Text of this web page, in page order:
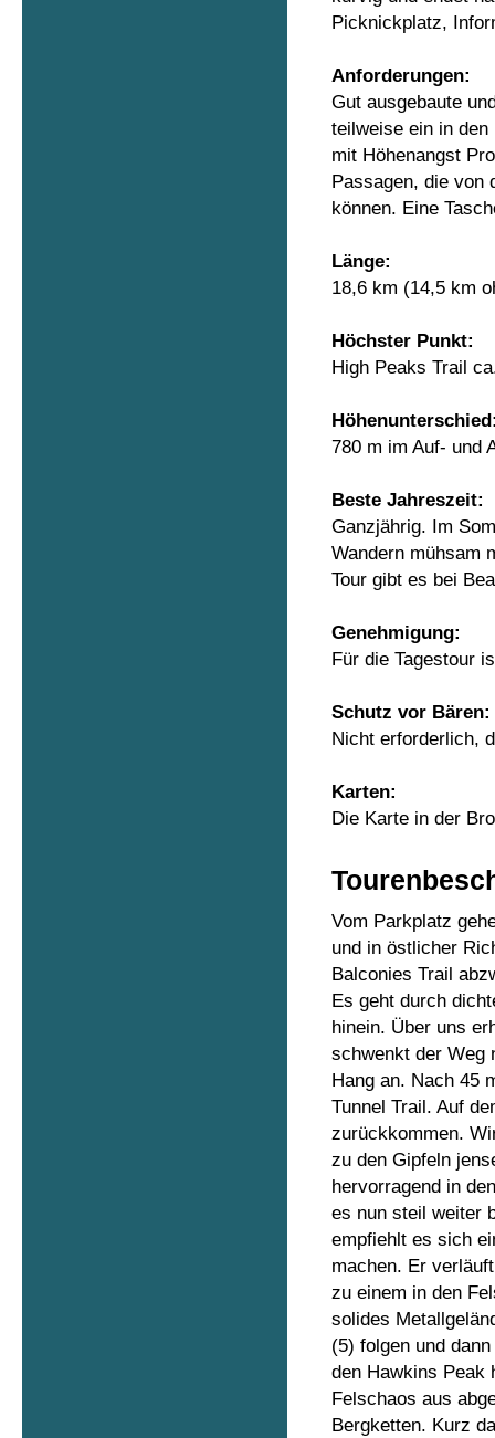
Picknickplatz,
Anforderungen:
Gut ausgebaute
teilweise ein in
mit Höhenangst
Passagen, die von
können. Eine
Länge:
18,6 km (14,5 km
Höchster Punkt:
High Peaks Trail
780 m im Auf- und
Beste Jahreszeit:
Ganzjährig. Im
Wandern mühsam
Tour gibt es bei
Genehmigung:
Für die Tagestour
Schutz vor Bären:
Nicht erforderlich,
Karten:
Die Karte in der
Vom Parkplatz
und in östlicher
Balconies Trail
Es geht durch
hinein. Über uns
schwenkt der Weg
Hang an. Nach 45
Tunnel Trail. Auf
zurückkommen.
zu den Gipfeln
hervorragend in
es nun steil weiter
empfiehlt es sich
machen. Er
zu einem in den
solides
(5) folgen und
den Hawkins Peak
Felschaos aus
Bergketten. Kurz